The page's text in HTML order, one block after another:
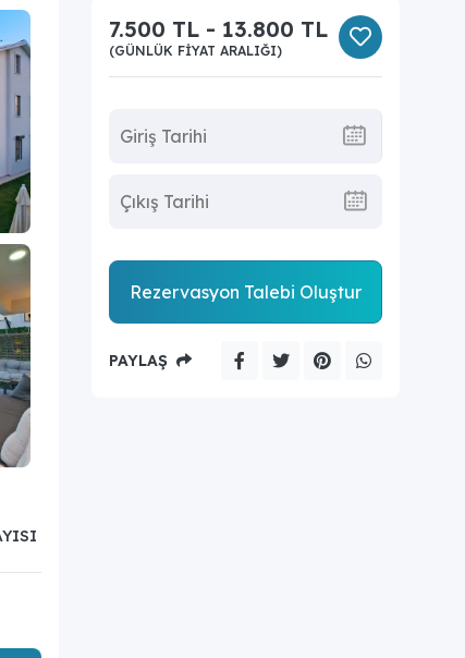
7.500 TL - 13.800 TL
(GÜNLÜK FIYAT ARALIĞI)
Rezervasyon Talebi Oluştur
PAYLAŞ